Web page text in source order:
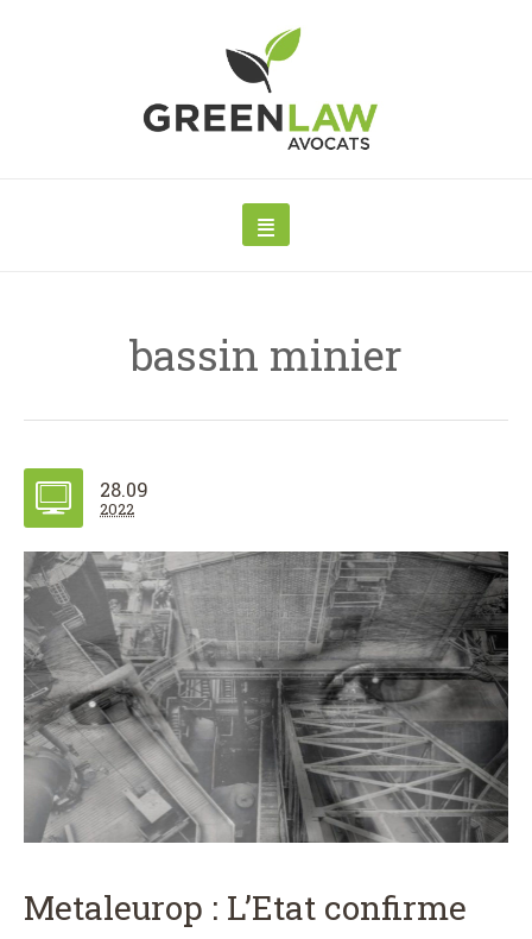
bassin minier
28.09
2022
Metaleurop : L’Etat confirme